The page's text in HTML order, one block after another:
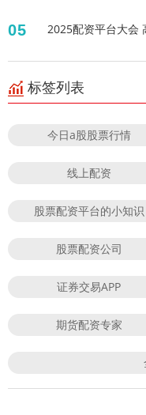
05 2025配资平台大会
标签列表
今日a股股票行情
线上配资
股票配资平台的小知识
股票配资公司
证券交易APP
期货配资专家